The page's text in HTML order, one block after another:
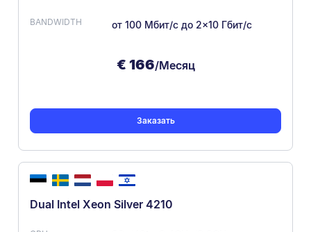
от 100 Мбит/с до 2×10 Гбит/с
€ 166/Месяц
Заказать
Dual Intel Xeon Silver 4210